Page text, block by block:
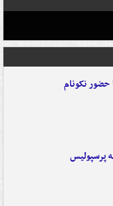
حضور نکونام
پرسپولیس